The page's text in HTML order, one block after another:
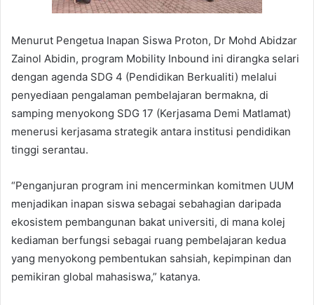
Menurut Pengetua Inapan Siswa Proton, Dr Mohd Abidzar
Zainol Abidin, program Mobility Inbound ini dirangka selari
dengan agenda SDG 4 (Pendidikan Berkualiti) melalui
penyediaan pengalaman pembelajaran bermakna, di
samping menyokong SDG 17 (Kerjasama Demi Matlamat)
menerusi kerjasama strategik antara institusi pendidikan
tinggi serantau.
“Penganjuran program ini mencerminkan komitmen UUM
menjadikan inapan siswa sebagai sebahagian daripada
ekosistem pembangunan bakat universiti, di mana kolej
kediaman berfungsi sebagai ruang pembelajaran kedua
yang menyokong pembentukan sahsiah, kepimpinan dan
pemikiran global mahasiswa,” katanya.